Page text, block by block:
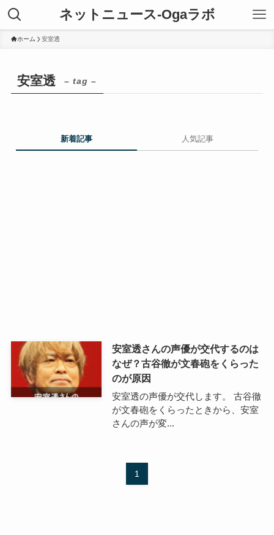
ネットニュース-Ogaラボ
ホーム 安室透
安室透 – tag –
新着記事 人気記事
安室透さんの声優が交代するのは
なぜ？古谷徹が文春砲をくらった
のが原因
安室透の声優が交代します。 古谷徹
が文春砲をくらったときから、安室
さんの声が変...
1